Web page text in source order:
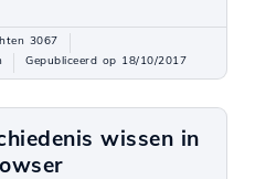
3067
Gepubliceerd op 18/10/2017
wissen in